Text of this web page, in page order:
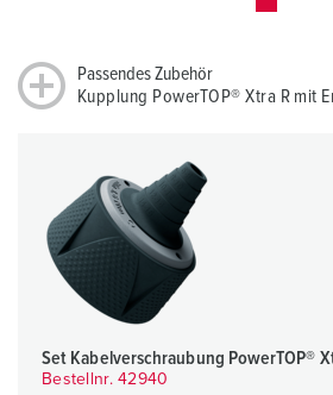
Passendes Zubehör
Kupplung PowerTOP® Xtra R mit
Set Kabelverschraubung PowerTOP®
Bestellnr. 42940